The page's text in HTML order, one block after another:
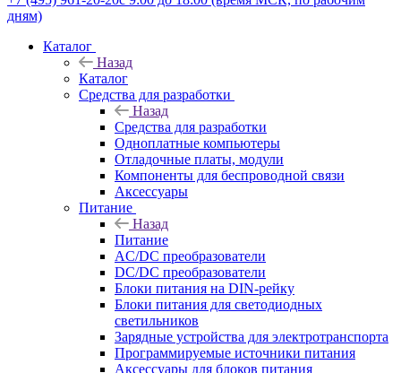
дням)
Каталог
Назад
Каталог
Средства для разработки
Назад
Средства для разработки
Одноплатные компьютеры
Отладочные платы, модули
Компоненты для беспроводной связи
Аксессуары
Питание
Назад
Питание
AC/DC преобразователи
DC/DC преобразователи
Блоки питания на DIN-рейку
Блоки питания для светодиодных
светильников
Зарядные устройства для электротранспорта
Программируемые источники питания
Аксессуары для блоков питания